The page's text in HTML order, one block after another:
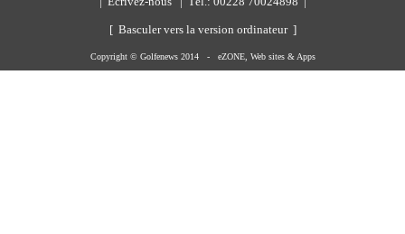
[ Basculer vers la version ordinateur ]
Copyright © Golfenews 2014 - eZONE, Web sites & Apps